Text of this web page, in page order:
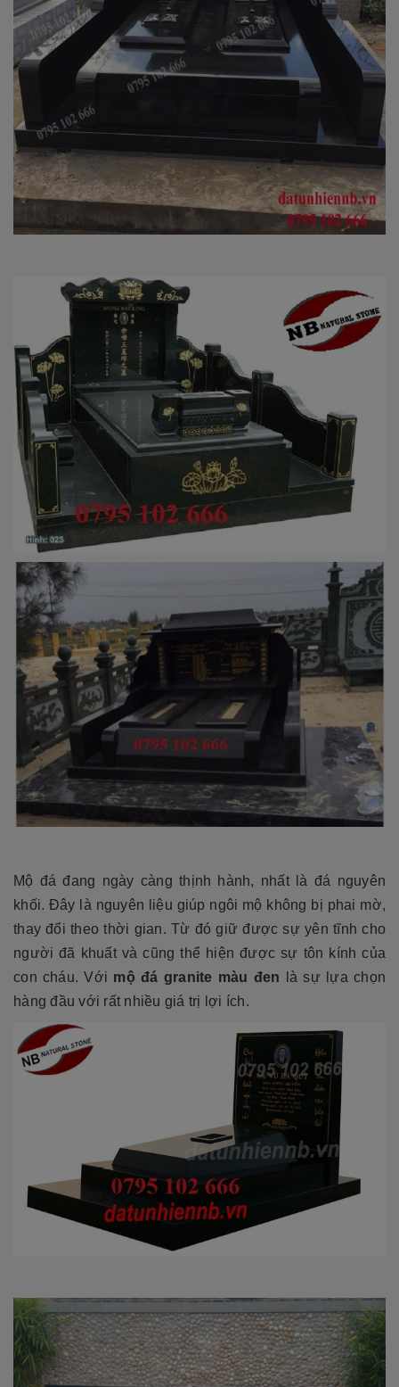
Mộ đá đang ngày càng thịnh hành, nhất là đá nguyên
khối. Đây là nguyên liệu giúp ngôi mộ không bị phai mờ,
thay đổi theo thời gian. Từ đó giữ được sự yên tĩnh cho
người đã khuất và cũng thể hiện được sự tôn kính của
con cháu. Với mộ đá granite màu đen
là sự lựa chọn
hàng đầu với rất nhiều giá trị lợi ích.